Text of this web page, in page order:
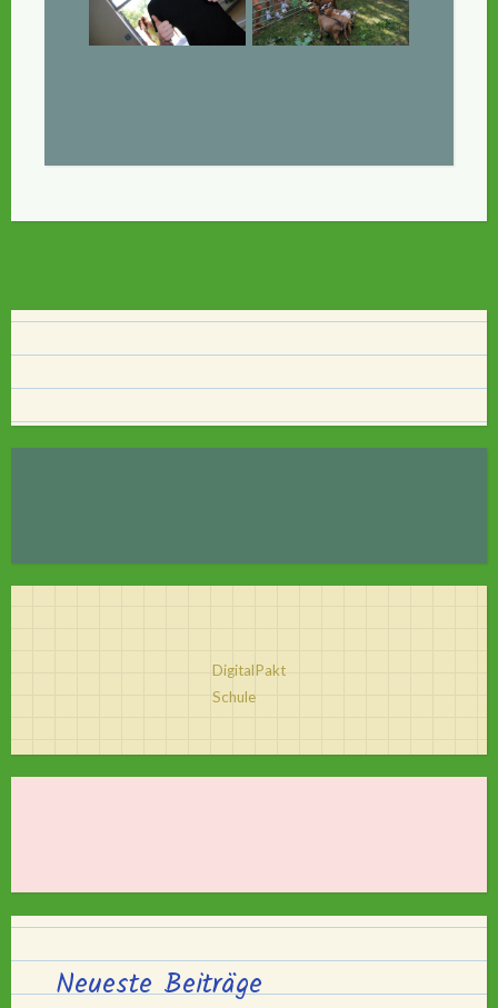
DigitalPakt
Schule
Neueste Beiträge